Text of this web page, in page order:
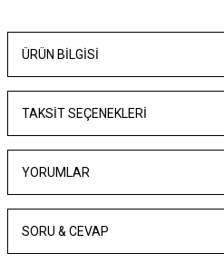
ÜRÜN BILGISI
TAKSIT SEÇENEKLERI
YORUMLAR
SORU & CEVAP